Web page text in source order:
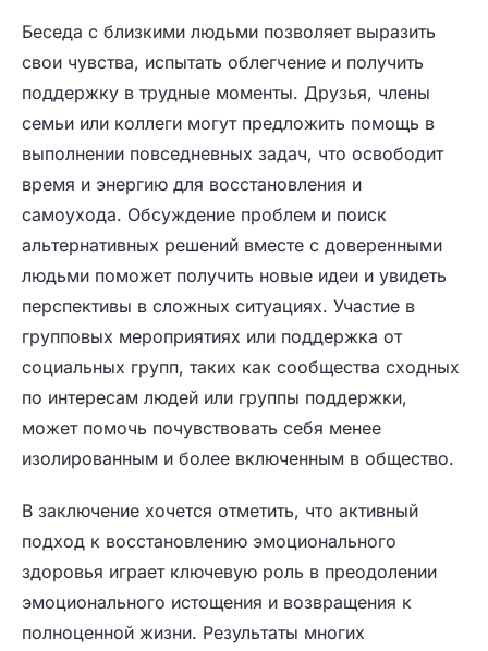
Беседа с близкими людьми позволяет выразить
свои чувства, испытать облегчение и получить
поддержку в трудные моменты. Друзья, члены
семьи или коллеги могут предложить помощь в
выполнении повседневных задач, что освободит
время и энергию для восстановления и
самоухода. Обсуждение проблем и поиск
альтернативных решений вместе с доверенными
людьми поможет получить новые идеи и увидеть
перспективы в сложных ситуациях. Участие в
групповых мероприятиях или поддержка от
социальных групп, таких как сообщества сходных
по интересам людей или группы поддержки,
может помочь почувствовать себя менее
изолированным и более включенным в общество.
В заключение хочется отметить, что активный
подход к восстановлению эмоционального
здоровья играет ключевую роль в преодолении
эмоционального истощения и возвращения к
полноценной жизни. Результаты многих